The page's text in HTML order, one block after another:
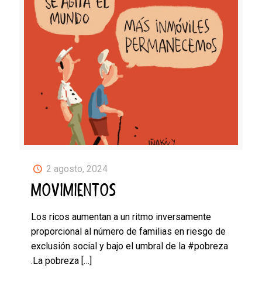
2 agosto, 2024
MOVIMIENTOS
Los ricos aumentan a un ritmo inversamente
proporcional al número de familias en riesgo de
exclusión social y bajo el umbral de la #pobreza
.La pobreza […]